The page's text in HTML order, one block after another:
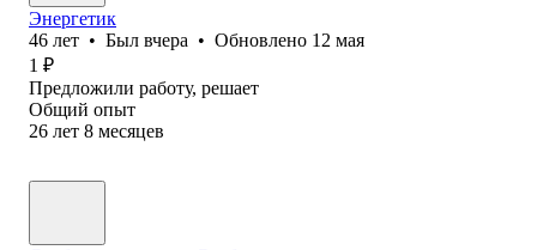
Энергетик
46 лет • Был вчера • Обновлено 12 мая
1 ₽
Предложили работу, решает
Общий опыт
26 лет 8 месяцев